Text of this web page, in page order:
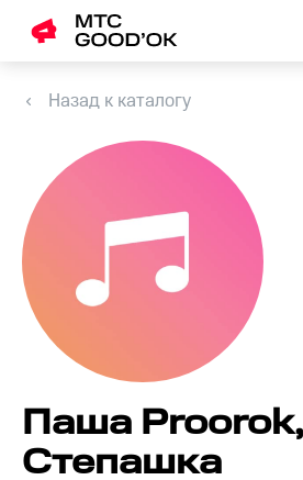
Назад к каталогу
Паша Proorok,
Степашка